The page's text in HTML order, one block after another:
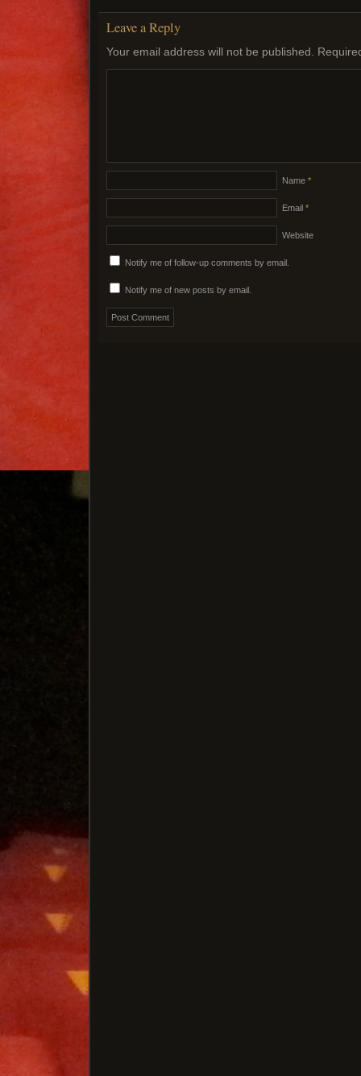
Leave a Reply
Your email address will not be published.
Name *
Email *
Website
Notify me of follow-up comments by email.
Notify me of new posts by email.